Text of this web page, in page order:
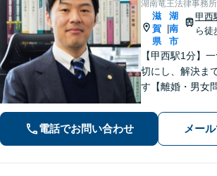
湖南竜王法律事務所
滋
賀
県
湖
南
市
甲西
ら徒
【甲西駅1分】
切にし、解決ま
す【離婚・男女
求、開示請求、
働・雇用：事業
り】まで幅広く
b面談OK】
電話でお問い合わせ メー